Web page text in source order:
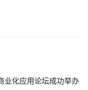
业化应用论坛成功举办